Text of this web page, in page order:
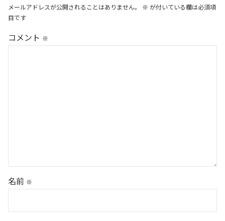
メールアドレスが公開されることはありません。 ※ が付いている欄は必須項
目です
コメント ※
名前 ※